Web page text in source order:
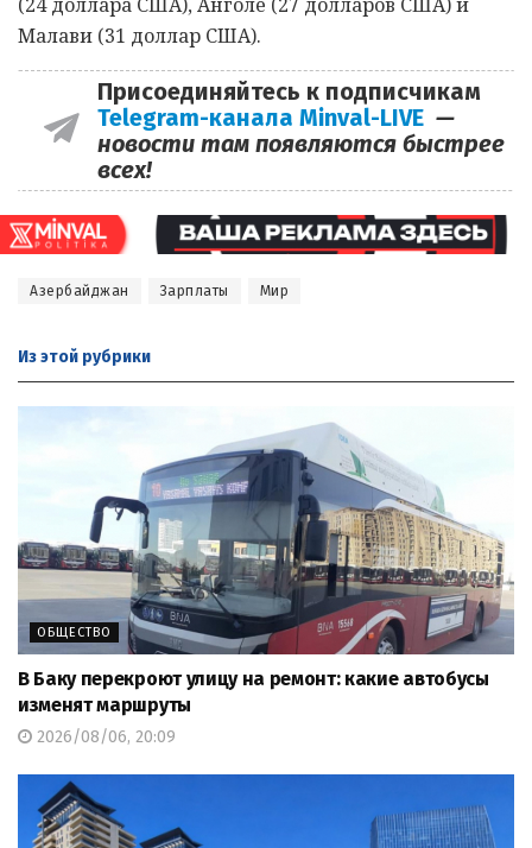
Малави (31 доллар США).
Присоединяйтесь к подписчикам
Telegram-канала Minval-LIVE —
новости там появляются быстрее
всех!
Азербайджан Зарплаты Мир
Из этой рубрики
ОБЩЕСТВО
В Баку перекроют улицу на ремонт: какие автобусы
изменят маршруты
2026/08/06, 20:09